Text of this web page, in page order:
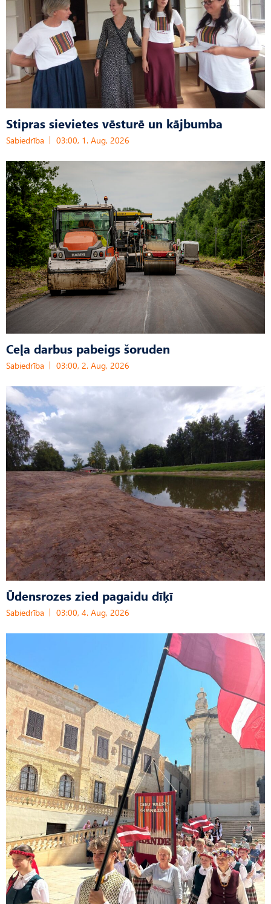
Stipras sievietes vēsturē un kājbumba
Sabiedrība 03:00, 1. Aug, 2026
Ceļa darbus pabeigs šoruden
Sabiedrība 03:00, 2. Aug, 2026
Ūdensrozes zied pagaidu dīķī
Sabiedrība 03:00, 4. Aug, 2026